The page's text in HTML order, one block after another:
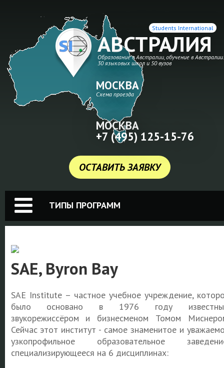
АВСТРАЛИЯ
Образование в Австралии, обучение в Австралии.
30 языковых школ и 50 вузов
Students International
ОСТАВИТЬ ЗАЯВКУ
МОСКВА
Схема проезда
МОСКВА
+7 (495) 125-15-76
ТИПЫ ПРОГРАММ
SAE, Byron Bay
SAE Institute – частное учебное учреждение,
было основано в 1976 году
звукорежиссёром и бизнесменом Томом
Сейчас этот институт - самое знаменитое и
узкопрофильное образовательное
специализирующееся на 6 дисциплинах: